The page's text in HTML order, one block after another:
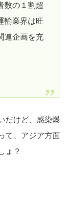
数の１割超
輸業界は旺
連企画を充
だけど、感染爆
て、アジア方面
ょ？